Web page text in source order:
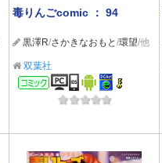
毒りんごcomic ： 94
黒澤R/さかきなおもと /環望/他
双葉社
コミック